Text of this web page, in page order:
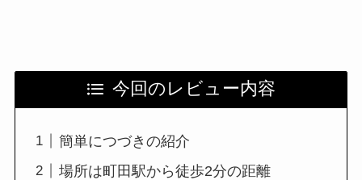
今回のレビュー内容
簡単につづきの紹介
場所は町田駅から徒歩2分の距離